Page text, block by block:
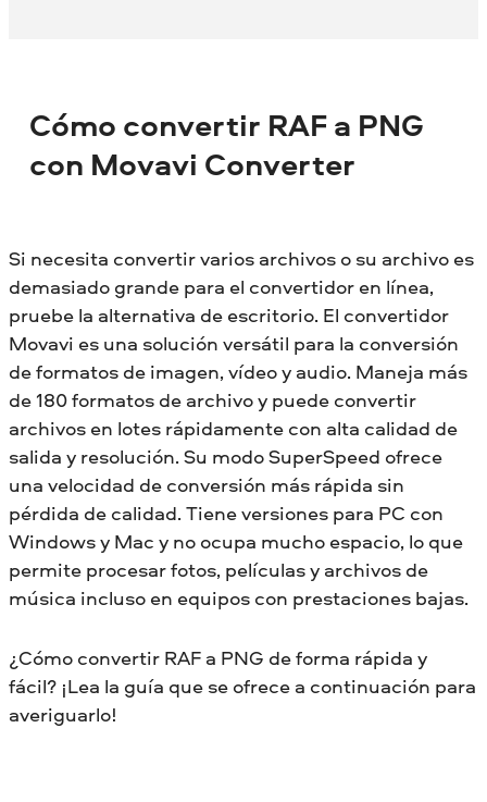
Cómo convertir RAF a PNG
con Movavi Converter
Si necesita convertir varios archivos o su archivo es
demasiado grande para el convertidor en línea,
pruebe la alternativa de escritorio. El convertidor
Movavi es una solución versátil para la conversión
de formatos de imagen, vídeo y audio. Maneja más
de 180 formatos de archivo y puede convertir
archivos en lotes rápidamente con alta calidad de
salida y resolución. Su modo SuperSpeed ofrece
una velocidad de conversión más rápida sin
pérdida de calidad. Tiene versiones para PC con
Windows y Mac y no ocupa mucho espacio, lo que
permite procesar fotos, películas y archivos de
música incluso en equipos con prestaciones bajas.
¿Cómo convertir RAF a PNG de forma rápida y
fácil? ¡Lea la guía que se ofrece a continuación para
averiguarlo!